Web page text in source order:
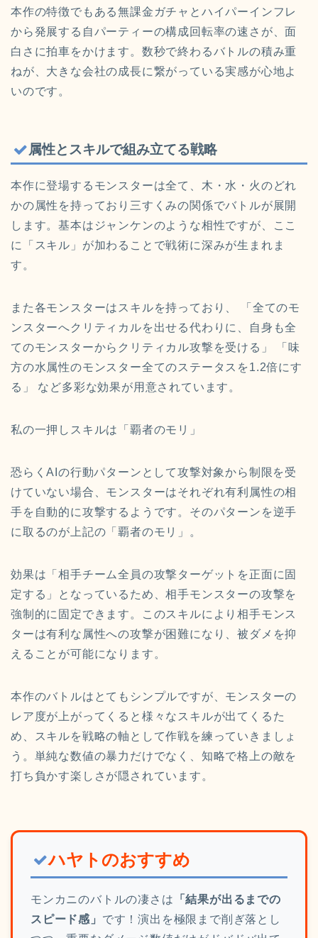
本作の特徴でもある無課金ガチャとハイパーインフレ
から発展する自パーティーの構成回転率の速さが、面
白さに拍車をかけます。数秒で終わるバトルの積み重
ねが、大きな会社の成長に繋がっている実感が心地よ
いのです。
属性とスキルで組み立てる戦略
本作に登場するモンスターは全て、木・水・火のどれ
かの属性を持っており三すくみの関係でバトルが展開
します。基本はジャンケンのような相性ですが、ここ
に「スキル」が加わることで戦術に深みが生まれま
す。
また各モンスターはスキルを持っており、 「全てのモ
ンスターへクリティカルを出せる代わりに、自身も全
てのモンスターからクリティカル攻撃を受ける」 「味
方の水属性のモンスター全てのステータスを1.2倍にす
る」 など多彩な効果が用意されています。
私の一押しスキルは「覇者のモリ」
恐らくAIの行動パターンとして攻撃対象から制限を受
けていない場合、モンスターはそれぞれ有利属性の相
手を自動的に攻撃するようです。そのパターンを逆手
に取るのが上記の「覇者のモリ」。
効果は「相手チーム全員の攻撃ターゲットを正面に固
定する」となっているため、相手モンスターの攻撃を
強制的に固定できます。このスキルにより相手モンス
ターは有利な属性への攻撃が困難になり、被ダメを抑
えることが可能になります。
本作のバトルはとてもシンプルですが、モンスターの
レア度が上がってくると様々なスキルが出てくるた
め、スキルを戦略の軸として作戦を練っていきましょ
う。単純な数値の暴力だけでなく、知略で格上の敵を
打ち負かす楽しさが隠されています。
ハヤトのおすすめ
モンカニのバトルの凄さは 「結果が出るまでの
スピード感」 です！演出を極限まで削ぎ落とし